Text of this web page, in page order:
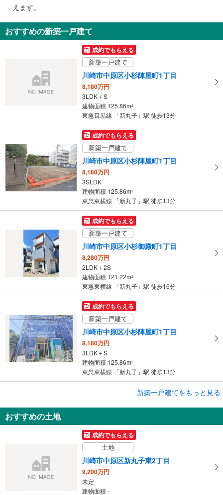
知
を
イ
ペ
ー
ジ
に
存
えます。
おすすめの新築一戸建て
成約でもらえる
新築一戸建て
川崎市中原区小杉陣屋町1丁目
8,180万円
3LDK＋S
建物面積 125.86m2
東急目黒線 「新丸子」駅 徒歩13分
成約でもらえる
新築一戸建て
川崎市中原区小杉陣屋町1丁目
8,180万円
3SLDK
建物面積 125.86m2
東急東横線 「新丸子」駅 徒歩13分
成約でもらえる
新築一戸建て
川崎市中原区小杉御殿町1丁目
8,280万円
2LDK＋2S
建物面積 121.22m2
東急東横線 「新丸子」駅 徒歩16分
成約でもらえる
新築一戸建て
川崎市中原区小杉陣屋町1丁目
8,180万円
3LDK＋S
建物面積 125.86m2
東急東横線 「新丸子」駅 徒歩13分
8,180万円
3LDK＋S
建物面積 125.86m
東急東横線 「新丸子」駅 徒歩12分
新築一戸建てをもっと見る
おすすめの土地
成約でもらえる
土地
川崎市中原区新丸子東2丁目
9,200万円
未定
建物面積 -